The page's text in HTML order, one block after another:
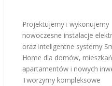
Projektujemy i wykonujemy
nowoczesne instalacje
oraz inteligentne systemy
Home dla domów,
apartamentów i nowych
Tworzymy kompleksowe